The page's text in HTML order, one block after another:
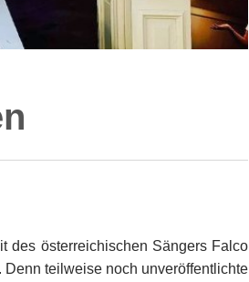
des österreichischen Sängers Falco
Denn teilweise noch unveröffentlichte